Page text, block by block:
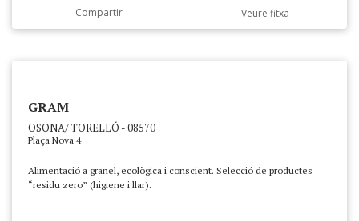
Compartir Veure fitxa
GRAM
OSONA/ TORELLÓ - 08570
Plaça Nova 4
Alimentació a granel, ecològica i conscient. Selecció de productes
“residu zero” (higiene i llar).